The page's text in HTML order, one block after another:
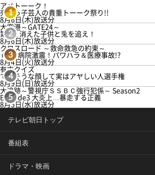
1
アメトーーク！
売れっ子芸人の貴重トーーク祭り!!
8月6日(木)放送分
2
大空港～GATE24～
第3話 消えた子供と兎を追え！
8月6日(木)放送分
3
クロスロード ～救命救急の約束～
＃5 病院激震！パワハラ＆医療事故!?
8月4日(火)放送分
4
有吉クイズ
できそうな顔して実はアヤしい人選手権
8月9日(日)放送分
5
大追跡～警視庁ＳＳＢＣ強行犯係～ Season2
Episode3 大炎上…暴走する正義
8月5日(水)放送分
テレビ朝日トップ
番組表
ドラマ・映画